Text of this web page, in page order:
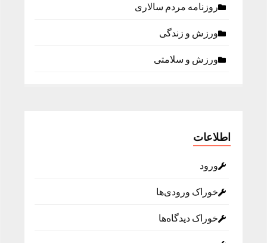
روزنامه مردم سالاری
ورزش و زندگی
ورزش و سلامتی
اطلاعات
ورود
خوراک ورودی‌ها
خوراک دیدگاه‌ها